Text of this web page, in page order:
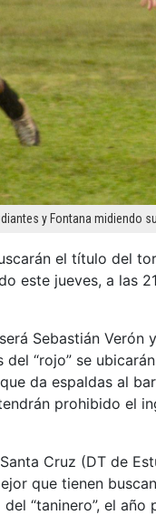
y Fontana midiendo
el título del
este jueves, a las
Sebastián
del “rojo” se
da espaldas al
prohibido el
Cruz (DT de
que tienen
“taninero”, el